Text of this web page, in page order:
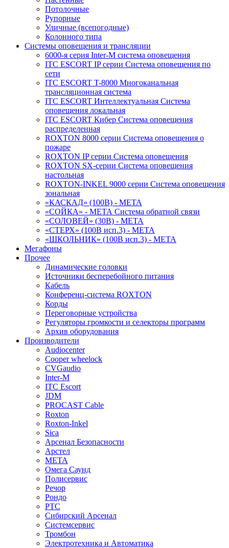
Потолочные
Рупорные
Уличные (всепогодные)
Колонного типа
Системы оповещения и трансляции
6000-я серия Inter-M система оповещения
ITC ESCORT IP серии Система оповещения по
сети
ITC ESCORT T-8000 Многоканальная
трансляционная система
ITC ESCORT Интеллектуальная Система
оповещения локальная
ITC ESCORT Кибер Система оповещения
распределенная
ROXTON 8000 серии Система оповещения о
пожаре
ROXTON IP серии Система оповещения
ROXTON SX-серии Система оповещения
настольная
ROXTON-INKEL 9000 серии Система оповещения
зональная
«КАСКАД» (100В) - МЕТА
«СОЙКА» - МЕТА Система обратной связи
«СОЛОВЕЙ» (30В) - МЕТА
«СТЕРХ» (100В исп.3) - МЕТА
«ШКОЛЬНИК» (100В исп.3) - МЕТА
Мегафоны
Прочее
Динамические головки
Источники бесперебойного питания
Кабель
Конференц-система ROXTON
Корды
Переговорные устройства
Регуляторы громкости и селекторы программ
Архив оборудования
Производители
Audiocenter
Cooper wheelock
CVGaudio
Inter-M
ITC Escort
JDM
PROCAST Cable
Roxton
Roxton-Inkel
Sica
Арсенал Безопасности
Арстел
МЕТА
Омега Саунд
Полисервис
Речор
Рондо
РТС
Сибирский Арсенал
Системсервис
Тромбон
Электротехника и Автоматика